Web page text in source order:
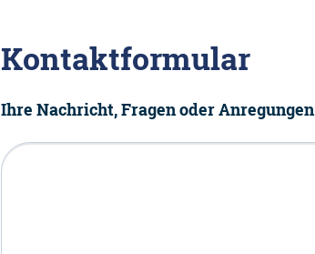
Kontaktformular
Ihre Nachricht, Fragen oder Anregungen